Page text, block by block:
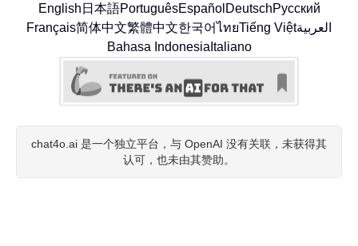
English 日本語PortuguêsEspañol DeutschРусский
Français简体中文繁體中文한국어ไทยTiếng Việtالعربية
Bahasa Indonesia Italiano
chat4o.ai 是一个独立平台，与 OpenAI 没有关联，未获得其
认可，也未由其赞助。